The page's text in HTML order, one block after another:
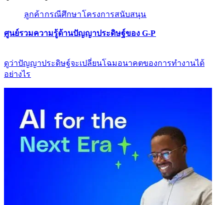
ลูกค้า​​กรณีศึกษา​​โครงการสนับสนุน​​
ศูนย์รวมความรู้ด้านปัญญาประดิษฐ์ของ G-P​​
ดูว่าปัญญาประดิษฐ์จะเปลี่ยนโฉมอนาคตของการทำงานได้
อย่างไร​​